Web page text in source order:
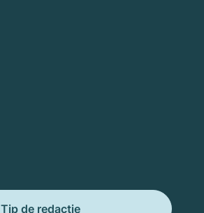
Tip de redactie